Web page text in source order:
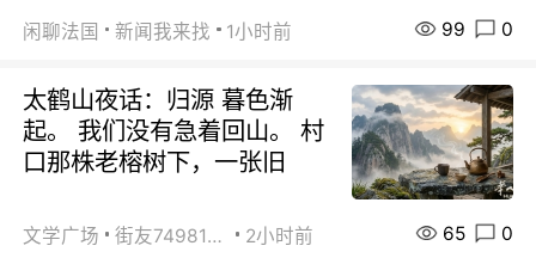
闲聊法国 新闻我来找 1小时前 99 0
太鹤山夜话：归源 暮色渐
起。 我们没有急着回山。 村
口那株老榕树下，一张旧
文学广场 街友74981146 2小时前 65 0